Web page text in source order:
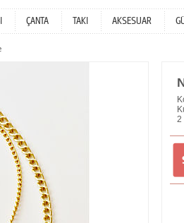
ÇANTA TAKI AKSESUAR
2